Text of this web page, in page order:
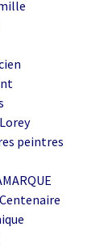
peintres